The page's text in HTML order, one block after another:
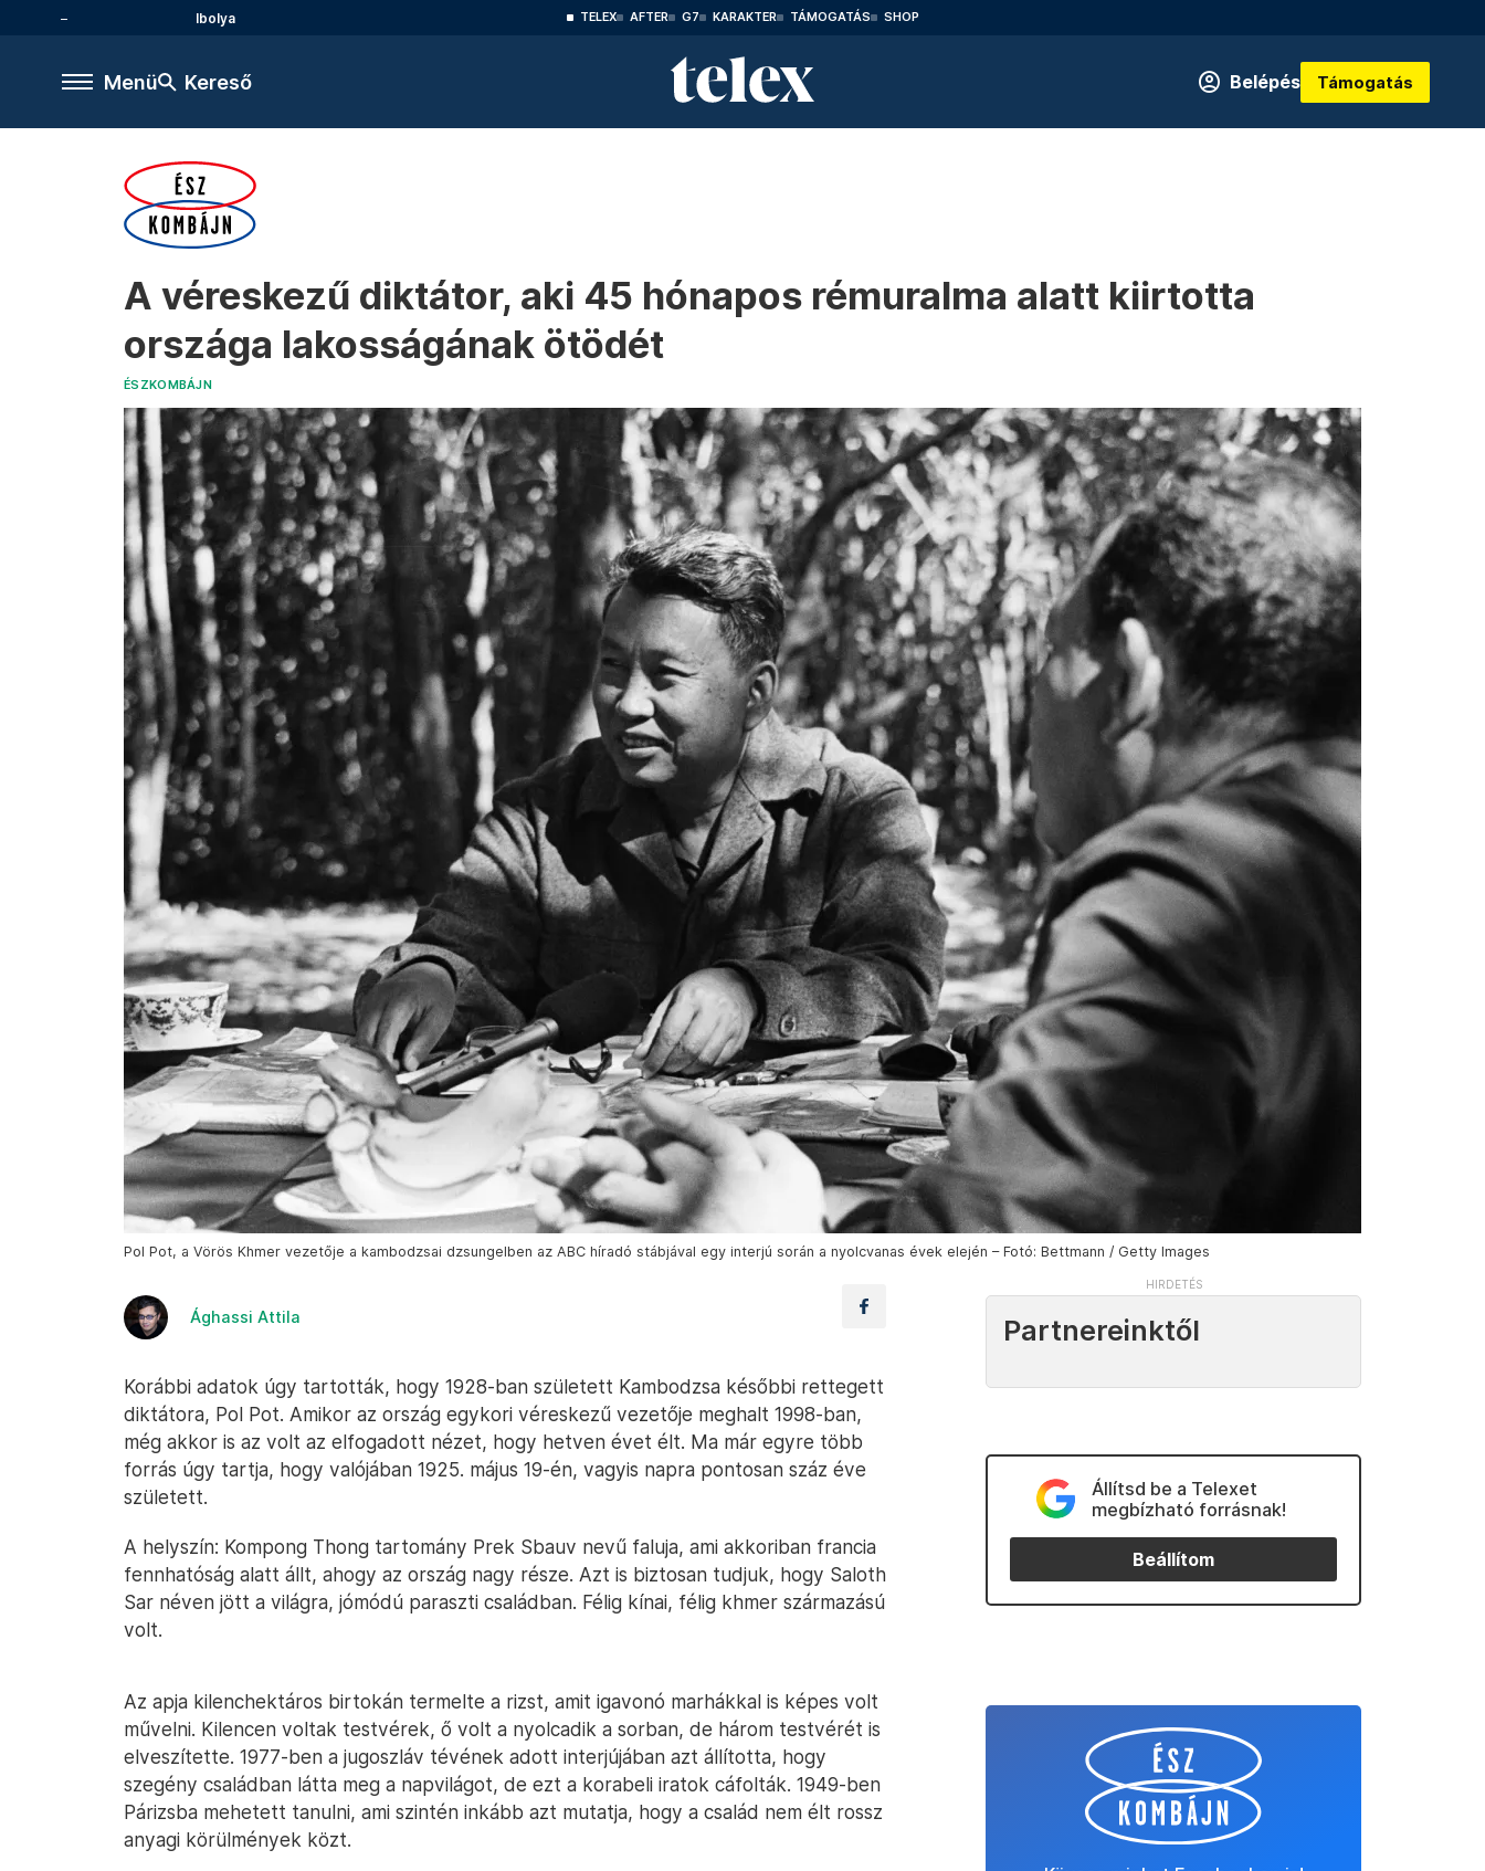
Ibolya TELEX AFTER G7 KARAKTER TÁMOGATÁS SHOP
Menü Kereső Belépés Támogatás
A véreskezű diktátor, aki 45 hónapos rémuralma alatt kiirtotta
országa lakosságának ötödét
ÉSZKOMBÁJN
Pol Pot, a Vörös Khmer vezetője a kambodzsai dzsungelben az ABC híradó stábjával egy interjú során a nyolcvanas évek elején – Fotó: Bettmann / Getty Images
Ághassi Attila
Korábbi adatok úgy tartották, hogy 1928-ban született Kambodzsa későbbi rettegett
diktátora, Pol Pot. Amikor az ország egykori véreskezű vezetője meghalt 1998-ban,
még akkor is az volt az elfogadott nézet, hogy hetven évet élt. Ma már egyre több
forrás úgy tartja, hogy valójában 1925. május 19-én, vagyis napra pontosan száz éve
született.
A helyszín: Kompong Thong tartomány Prek Sbauv nevű faluja, ami akkoriban francia
fennhatóság alatt állt, ahogy az ország nagy része. Azt is biztosan tudjuk, hogy Saloth
Sar néven jött a világra, jómódú paraszti családban. Félig kínai, félig khmer származású
volt.
Az apja kilenchektáros birtokán termelte a rizst, amit igavonó marhákkal is képes volt
művelni. Kilencen voltak testvérek, ő volt a nyolcadik a sorban, de három testvérét is
elveszítette. 1977-ben a jugoszláv tévének adott interjújában azt állította, hogy
szegény családban látta meg a napvilágot, de ezt a korabeli iratok cáfolták. 1949-ben
Párizsba mehetett tanulni, ami szintén inkább azt mutatja, hogy a család nem élt rossz
anyagi körülmények közt.
Partnereinktől
Állítsd be a Telexet
megbízható forrásnak!
Beállítom